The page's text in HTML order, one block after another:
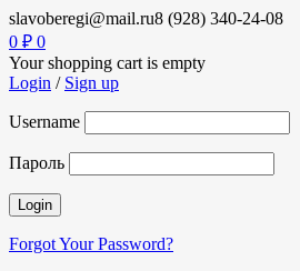
slavoberegi@mail.ru8 (928) 340-24-08
0 ₽ 0
Your shopping cart is empty
Login / Sign up
Username
Пароль
Forgot Your Password?